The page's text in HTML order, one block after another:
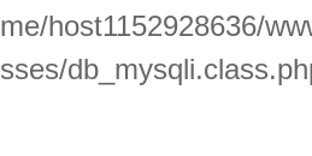
me/host1152928636/
sses/